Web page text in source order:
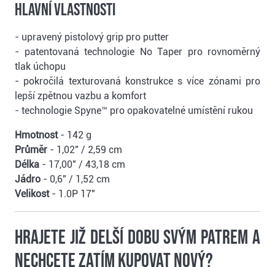
Hlavní vlastnosti
- upravený pistolový grip pro putter
- patentovaná technologie No Taper pro rovnoměrný
tlak úchopu
- pokročilá texturovaná konstrukce s více zónami pro
lepší zpětnou vazbu a komfort
- technologie Spyne™ pro opakovatelné umístění rukou
Hmotnost- 142 g
Průměr - 1,02" / 2,59 cm
Délka - 17,00" / 43,18 cm
Jádro - 0,6" / 1,52 cm
Velikost- 1.0P 17"
Hrajete již delší dobu svým patrem a
nechcete zatím kupovat nový?